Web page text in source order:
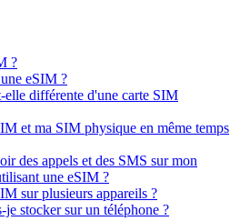
?
eSIM ?
différente d'une carte SIM
et ma SIM physique en même temps
des appels et des SMS sur mon
une eSIM ?
sur plusieurs appareils ?
stocker sur un téléphone ?